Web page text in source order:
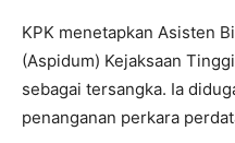
KPK menetapkan Asisten
(Aspidum) Kejaksaan
sebagai tersangka. Ia
penanganan perkara